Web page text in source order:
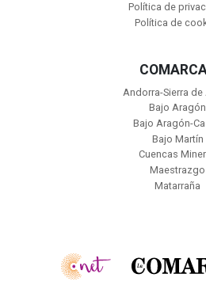
Política de
Política de
Andorra-Sierra de
Bajo Aragón
Bajo Aragón-
Bajo Martín
Cuencas
Maestrazgo
Matarraña